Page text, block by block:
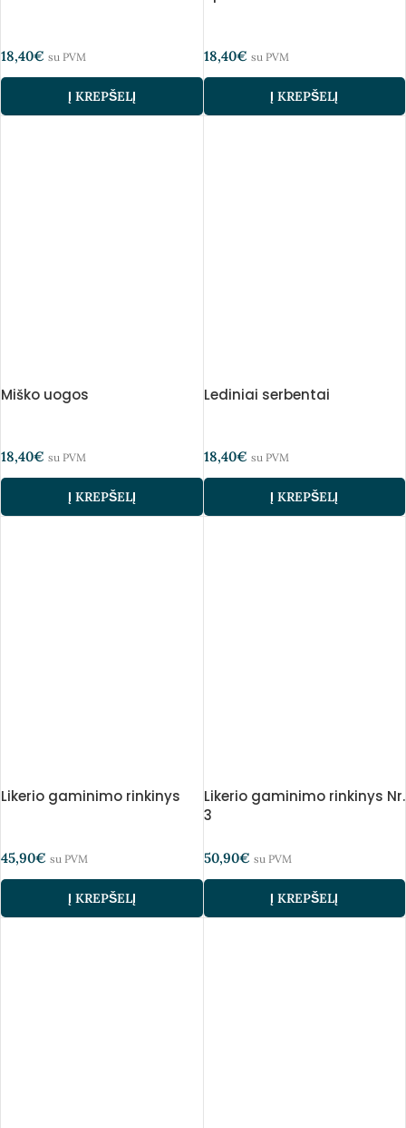
18,40€ su PVM
Į KREPŠELĮ
18,40€ su PVM
Į KREPŠELĮ
Miško uogos
18,40€ su PVM
Į KREPŠELĮ
Lediniai serbentai
18,40€ su PVM
Į KREPŠELĮ
Likerio gaminimo rinkinys
45,90€ su PVM
Į KREPŠELĮ
Likerio gaminimo rinkinys Nr.
3
50,90€ su PVM
Į KREPŠELĮ